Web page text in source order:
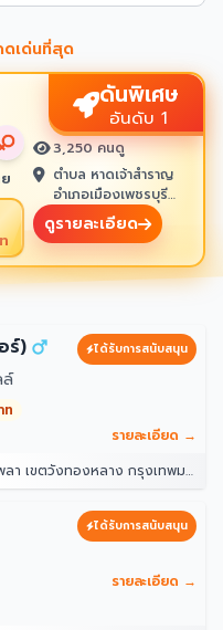
ดเด่นที่สุด
ดันพิเศษ
อันดับ 1
3,250 คนดู
ตำบล หาดเจ้าสำราญ
อำเภอเมืองเพชรบุรี
เพชรบุรี 76100
ดูรายละเอียด
ร์)
ได้รับการสนับสนุน
ท
รายละเอียด →
งทองหลาง กรุงเทพมหานคร 10312
ได้รับการสนับสนุน
รายละเอียด →